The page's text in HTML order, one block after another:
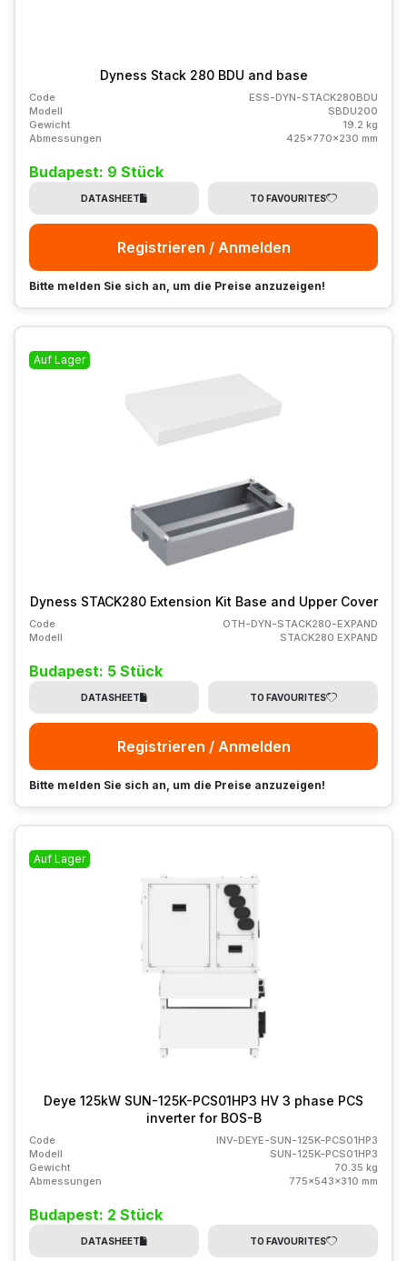
Dyness Stack 280 BDU and base
Code
ESS-DYN-STACK280BDU
Modell
SBDU200
Gewicht
19.2 kg
Abmessungen
425x770x230 mm
Budapest: 9 Stück
DATASHEET TO FAVOURITES
Registrieren / Anmelden
Bitte melden Sie sich an, um die Preise anzuzeigen!
Auf Lager
Dyness STACK280 Extension Kit Base and Upper Cover
Code
OTH-DYN-STACK280-EXPAND
Modell
STACK280 EXPAND
Budapest: 5 Stück
DATASHEET TO FAVOURITES
Registrieren / Anmelden
Bitte melden Sie sich an, um die Preise anzuzeigen!
Auf Lager
Deye 125kW SUN-125K-PCS01HP3 HV 3 phase PCS
inverter for BOS-B
Code
INV-DEYE-SUN-125K-PCS01HP3
Modell
SUN-125K-PCS01HP3
Gewicht
70.35 kg
Abmessungen
775x543x310 mm
Budapest: 2 Stück
DATASHEET TO FAVOURITES